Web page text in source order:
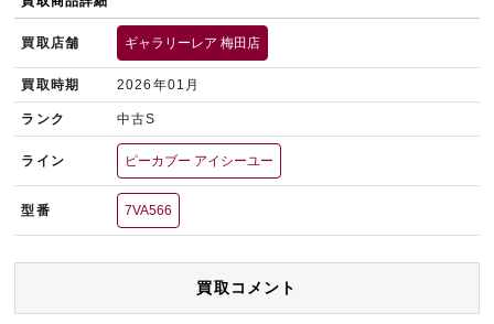
買取店舗 ギャラリーレア 梅田店
買取時期 2026年01月
ランク 中古S
ライン ピーカブー アイシーユー
型番 7VA566
買取コメント